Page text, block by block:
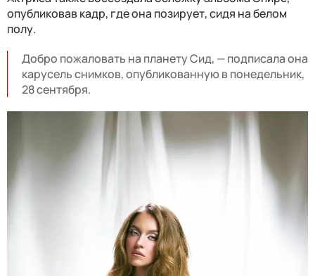
опубликовав кадр, где она позирует, сидя на белом
полу.
Добро пожаловать на планету Сид, — подписала она
карусель снимков, опубликованную в понедельник,
28 сентября.